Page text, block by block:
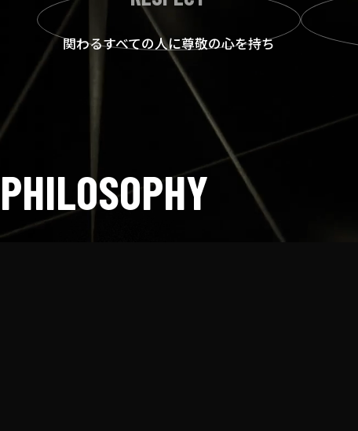
関わるすべての人に尊敬の心を持ち
PHILOSOPHY